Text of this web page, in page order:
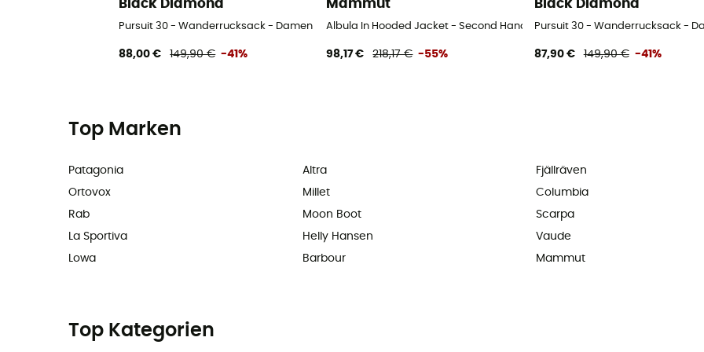
Black Diamond
Pursuit 30 - Wanderrucksack - Damen
88,00 € 149,90 € -41%
Mammut
Albula In Hooded Jacket - Second Hand Daunenjacke - Damen - Schwarz
98,17 € 218,17 € -55%
Black Diamond
Pursuit 30 - Wanderrucksack -
87,90 € 149,90 € -41%
Top Marken
Patagonia
Ortovox
Rab
La Sportiva
Lowa
Altra
Millet
Moon Boot
Helly Hansen
Barbour
Fjällräven
Columbia
Scarpa
Vaude
Mammut
Top Kategorien